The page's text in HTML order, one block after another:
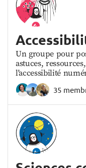
Un groupe pour
astuces,
l'accessibilité
35